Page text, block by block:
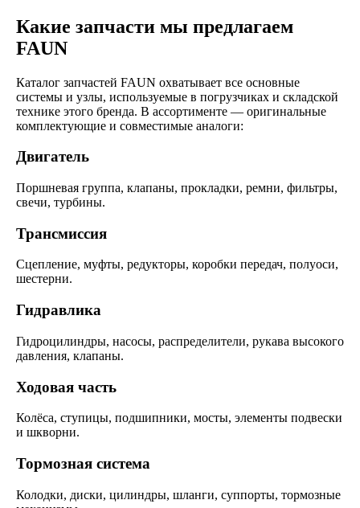
Какие запчасти мы предлагаем
FAUN
Каталог запчастей FAUN охватывает все основные
системы и узлы, используемые в погрузчиках и складской
технике этого бренда. В ассортименте — оригинальные
комплектующие и совместимые аналоги:
Двигатель
Поршневая группа, клапаны, прокладки, ремни, фильтры,
свечи, турбины.
Трансмиссия
Сцепление, муфты, редукторы, коробки передач, полуоси,
шестерни.
Гидравлика
Гидроцилиндры, насосы, распределители, рукава высокого
давления, клапаны.
Ходовая часть
Колёса, ступицы, подшипники, мосты, элементы подвески
и шкворни.
Тормозная система
Колодки, диски, цилиндры, шланги, суппорты, тормозные